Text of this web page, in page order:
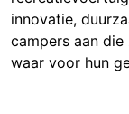
innovatie,
campers aan
waar voor hun